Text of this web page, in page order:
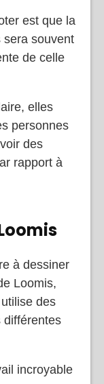
est que la
sera souvent
de celle
elles
personnes
des
rapport à
à dessiner
Loomis,
des
différentes
incroyable